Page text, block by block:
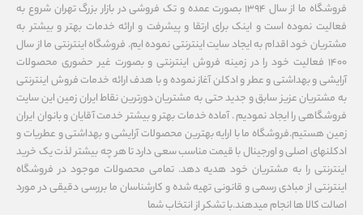
فروشگاه ما از سال ۱۳۹۴ بصورت عمده و تک فروشی در بازار بزرگ تهران شروع به
فعالیت نموده است و اینک برای ارتقا و پیشرفت و ارائه خدمات بهتر و بیشتر به
مشتریان خود اقدام به ایجاد سایت اینترنتی نموده ایم. فروشگاه اینترنتی ما از سال
1400 فعالیت خود را در زمینه فروش اینترنتی و بصورت غیر حضوری محصولات
آرایشی و بهداشتی و عطر و ادکلن آغاز نموده و با هدف ارائه خدمات فروش اینترنتی
به مشتریان عزیز سابق و جدید حتی به مشتریان دورترین نقاط ایران زمین این سایت
فروشگاهی را ایجاد نمودیم . آماده خدمات بهتر و بیشتر خدمت آقایان و بانوان ایران
زمین هستیم.فروشگاه ما با ارایه بهترین محصولات آرایشی و بهداشتی و عطریات و
ادکلنهای اصلی و اورجینال با قیمت مناسب سعی دارد تا هر چه بیشتر لذت یک خرید
اینترنتی را به مشتریان خود هدیه دهد. تمامی محصولات موجود در فروشگاه
اینترنتی از مبادی رسمی و قانونی تهیه شده و کارشناسان ما بررسی دقیقی در مورد
اصالت کالا ها انجام میدهند.با تشکر از انتخاب شما